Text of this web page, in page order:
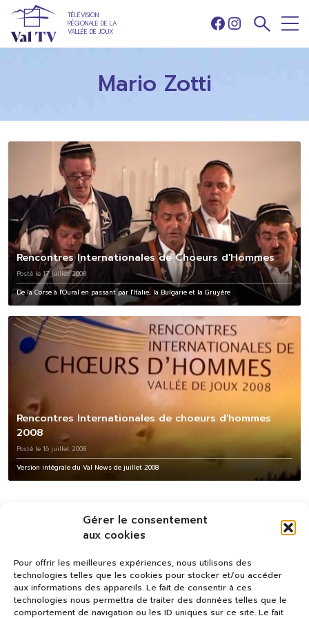
Gérer le consentement
aux cookies
Pour offrir les meilleures expériences, nous utilisons des
technologies telles que les cookies pour stocker et/ou accéder
aux informations des appareils. Le fait de consentir à ces
technologies nous permettra de traiter des données telles que le
comportement de navigation ou les ID uniques sur ce site. Le fait
TÉLÉVISION
RÉGIONALE DE LA
VALLÉE DE JOUX
Facebook
Instagram
Mario Zotti
Rencontres Internationales de Choeurs d'Hommes
Posté le 17 juillet 2008
De la Corse à l'Oural en passant par l'Italie, la Bulgarie et la Gruyère
Rencontres Internationales de choeurs d'hommes
2008
Posté le 16 juillet 2008
Version intégrale du Val News de juillet 2008